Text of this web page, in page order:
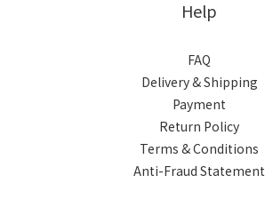
Help
FAQ
Delivery & Shipping
Payment
Return Policy
Terms & Conditions
Anti-Fraud Statement